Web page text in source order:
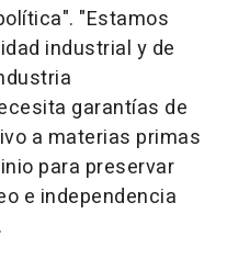
"Estamos
industrial y de
garantías de
a materias primas
para preservar
e independencia